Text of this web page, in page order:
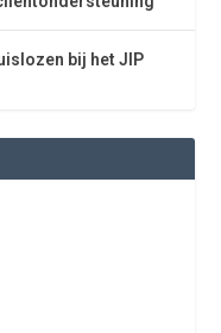
bij het JIP